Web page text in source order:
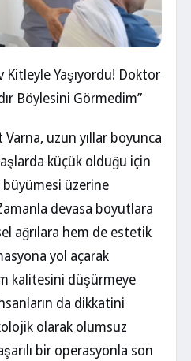
Kitleyle Yaşıyordu! Doktor
Böylesini Görmedim”
Varna, uzun yıllar boyunca
küçük olduğu için
üzerine
devasa boyutlara
ağrılara hem de estetik
yol açarak
kalitesini düşürmeye
da dikkatini
olarak olumsuz
bir operasyonla son